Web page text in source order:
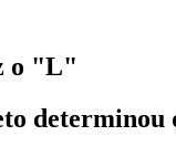
o "L"
determinou